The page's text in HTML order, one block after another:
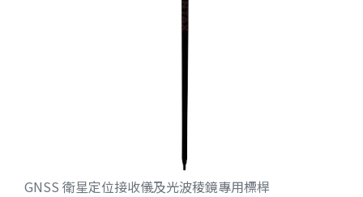
GNSS 衛星定位接收儀及光波稜鏡專用標桿